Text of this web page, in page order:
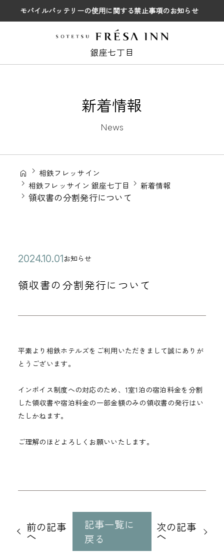
モバイルバッテリーの使用に関する禁止事項のお知らせ
銀座七丁目
新着情報
News
相鉄フレッサイン
相鉄フレッサイン 銀座七丁目
新着情報
領収書の分割発行について
領収書の分割発行について
公
日
2
2
年
月
1
日
カ
テ
ゴ
お知らせ
平素より相鉄ホテルズをご利用いただきまして誠にありが
とうございます。
インボイス制度への対応のため、1室1泊の宿泊料金を分割
した領収書や宿泊料金の一部金額のみの領収書の発行はい
たしかねます。
ご理解のほどよろしくお願いいたします。
記
事
前の記事
へ
記事一覧に
戻る
次の記事
へ